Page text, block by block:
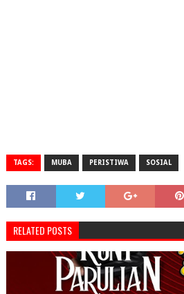
TAGS: MUBA PERISTIWA SOSIAL
RELATED POSTS